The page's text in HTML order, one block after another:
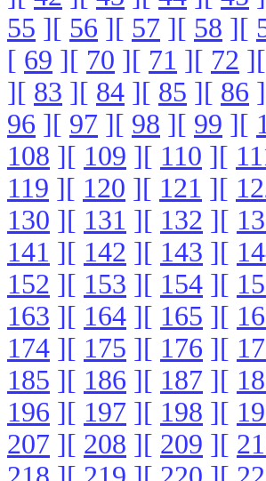
55 ][ 56 ][ 57 ][ 58 ][
[ 69 ][ 70 ][ 71 ][ 72 ][
][ 83 ][ 84 ][ 85 ][ 86
96 ][ 97 ][ 98 ][ 99 ][
108 ][ 109 ][ 110 ][
119 ][ 120 ][ 121 ][
130 ][ 131 ][ 132 ][
141 ][ 142 ][ 143 ][
152 ][ 153 ][ 154 ][
163 ][ 164 ][ 165 ][
174 ][ 175 ][ 176 ][
185 ][ 186 ][ 187 ][
196 ][ 197 ][ 198 ][
207 ][ 208 ][ 209 ][